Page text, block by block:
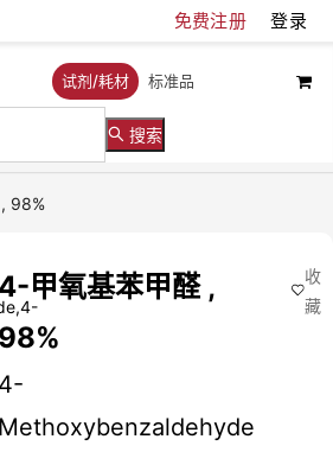
免费注册 登录
试剂/耗材 标准品
搜索
98%
4-甲氧基苯甲醛 ,
98%
4-
Methoxybenzaldehyde
收
藏